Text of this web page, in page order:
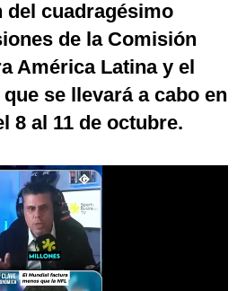
del cuadragésimo
de la Comisión
América Latina y el
que se llevará a cabo en
8 al 11 de octubre.